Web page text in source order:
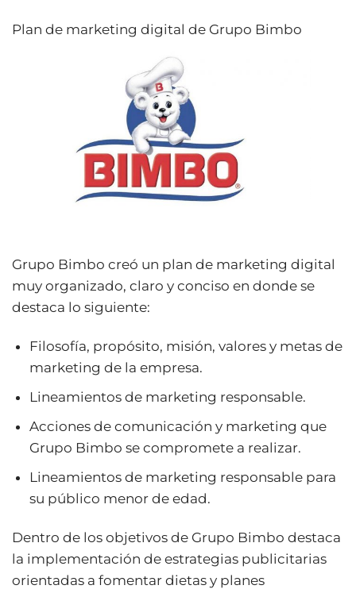
Plan de marketing digital de Grupo Bimbo
Grupo Bimbo creó un plan de marketing digital
muy organizado, claro y conciso en donde se
destaca lo siguiente:
Filosofía, propósito, misión, valores y metas de
marketing de la empresa.
Lineamientos de marketing responsable.
Acciones de comunicación y marketing que
Grupo Bimbo se compromete a realizar.
Lineamientos de marketing responsable para
su público menor de edad.
Dentro de los objetivos de Grupo Bimbo destaca
la implementación de estrategias publicitarias
orientadas a fomentar dietas y planes